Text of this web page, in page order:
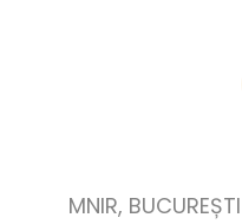
MNIR, BUCUREȘTI